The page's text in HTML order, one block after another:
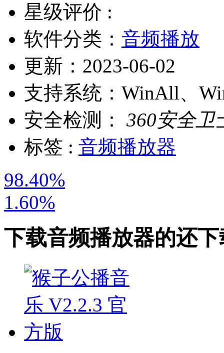
星级评价 :
软件分类： 音频播放
更新： 2023-06-02
支持系统： WinAll、
安全检测：
360安全卫
标签 : 音频播放器
98.40%
1.60%
下载音频播放器的还